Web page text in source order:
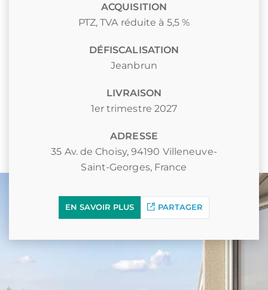
ACQUISITION
PTZ,TVA réduite à 5,5 %
DÉFISCALISATION
Jeanbrun
LIVRAISON
1er trimestre 2027
ADRESSE
35 Av. de Choisy, 94190 Villeneuve-
Saint-Georges, France
EN SAVOIR PLUS PARTAGER